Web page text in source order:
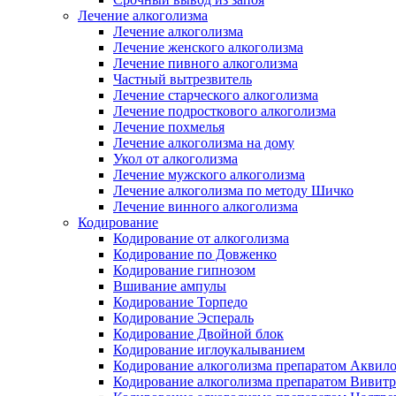
Лечение алкоголизма
Лечение алкоголизма
Лечение женского алкоголизма
Лечение пивного алкоголизма
Частный вытрезвитель
Лечение старческого алкоголизма
Лечение подросткового алкоголизма
Лечение похмелья
Лечение алкоголизма на дому
Укол от алкоголизма
Лечение мужского алкоголизма
Лечение алкоголизма по методу Шичко
Лечение винного алкоголизма
Кодирование
Кодирование от алкоголизма
Кодирование по Довженко
Кодирование гипнозом
Вшивание ампулы
Кодирование Торпедо
Кодирование Эспераль
Кодирование Двойной блок
Кодирование иглоукалыванием
Кодирование алкоголизма препаратом
Кодирование алкоголизма препаратом